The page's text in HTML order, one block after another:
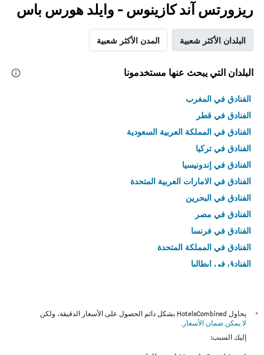
ريزورتس آند كازينوس - وايلد هورس باس
البلدان الأكثر شعبية المدن الأكثر شعبية
البلدان التي يبحث عنها مستخدمونا
الفنادق في المغرب
الفنادق في قطر
الفنادق في المملكة العربية السعودية
الفنادق في تركيا
الفنادق في إندونيسيا
الفنادق في الامارات العربية المتحدة
الفنادق في البحرين
الفنادق في مصر
الفنادق في فرنسا
الفنادق في المملكة المتحدة
الفنادق في إيطاليا
*
يحاول HotelsCombined بشكل دائم الحصول على الأسعار الدقيقة، ولكن
لا يمكن ضمان الأسعار .
إليك السبب: